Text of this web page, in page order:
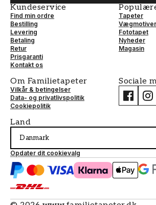
Kundeservice
Find min ordre
Bestilling
Levering
Betaling
Retur
Prisgaranti
Kontakt os
Tapeter
Vægmotiver
Fototapet
Nyheder
Magasin
Om Familietapeter
Vilkår & betingelser
Data- og privatlivspolitik
Cookiepolitik
Sociale
Land
Danmark
Opdater dit cookievalg